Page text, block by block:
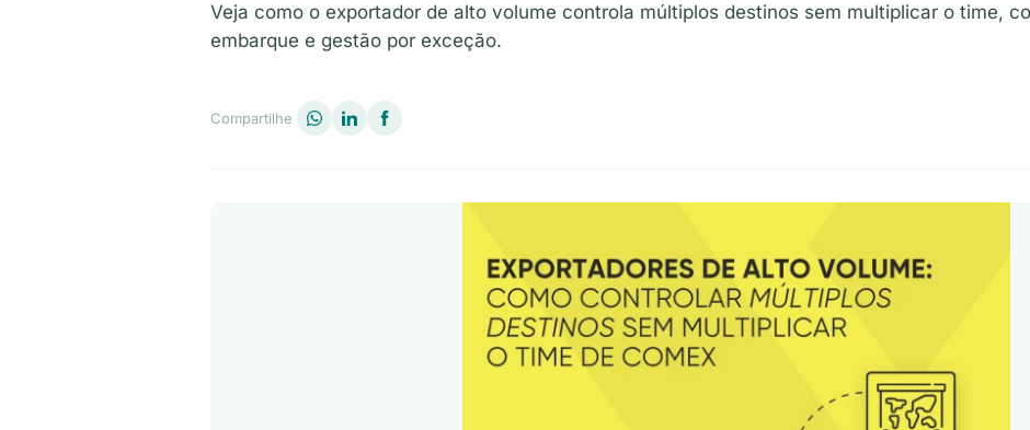
Veja como o exportador de alto volume controla múltiplos destinos sem multiplicar o time,
embarque e gestão por exceção.
Compartilhe